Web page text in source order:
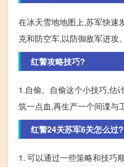
在冰天雪地地图上,苏军快速
克和防空车,以防御敌军进攻。
红警攻略技巧?
1.自偷。自偷这个小技巧,估
筑一点血,再生产一个间谍与工
红警24关苏军6关怎么过?
1. 可以通过一些策略和技巧